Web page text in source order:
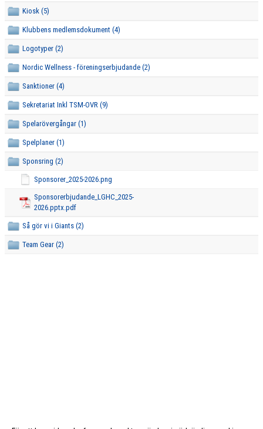
FÖRÄLDRAR
KONTAKTA OSS
Kiosk (5)
Klubbens medlemsdokument (4)
Logotyper (2)
Nordic Wellness - föreningserbjudande (2)
Sanktioner (4)
Sekretariat Inkl TSM-OVR (9)
Spelarövergångar (1)
Spelplaner (1)
Sponsring (2)
Sponsorer_2025-2026.png
Sponsorerbjudande_LGHC_2025-
2026.pptx.pdf
Så gör vi i Giants (2)
Team Gear (2)